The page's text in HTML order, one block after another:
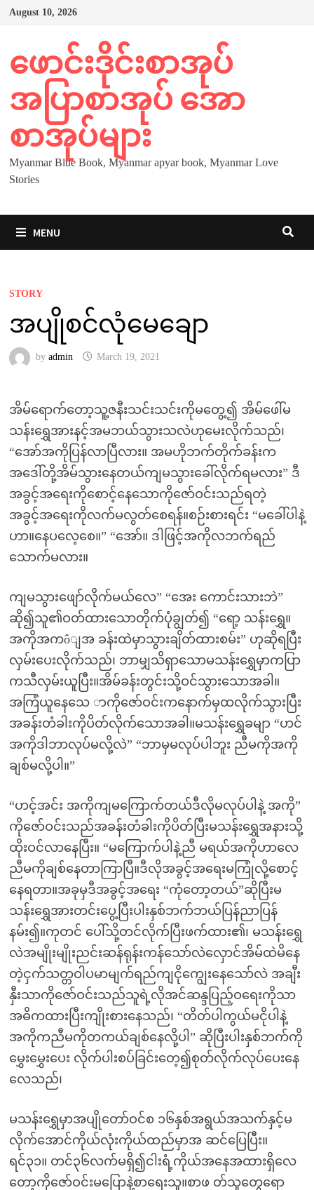
Skip
August 10, 2026
ဖောင်းဒိုင်းစာအုပ်
အပြာစာအုပ် အော
စာအုပ်များ
Myanmar Blue Book, Myanmar apyar book, Myanmar Love
Stories
MENU
STORY
အပျိုစင်လုံမေချော
by admin March 19, 2021
အိမ်ရောက်တော့သူ့ဇနီးသင်းသင်းကိုမတွေ့၍ အိမ်ဖေါ်မ
သန်းရွှေအားနင့်အမဘယ်သွားသလဲဟုမေးလိုက်သည်၊
“အော်အကိုပြန်လာပြီလား။ အမဟိုဘက်တိုက်ခန်းက
အဒေါ်တို့အိမ်သွားနေတယ်ကျမသွားခေါ်လိုက်ရမလား” ဒီ
အခွင့်အရေးကိုစောင့်နေသောကိုဇော်ဝင်းသည်ရတဲ့
အခွင့်အရေးကိုလက်မလွတ်စေရန်။စဉ်းစားရင်း “မခေါ်ပါနဲ့
ဟာ။နေပလေ့စေ။” “အော်။ ဒါဖြင့်အကိုလဘက်ရည်
သောက်မလား။
ကျမသွားဖျော်လိုက်မယ်လေ” “အေး ကောင်းသားဘဲ”
ဆို၍သူ၏ဝတ်ထားသောတိုက်ပုံချွတ်၍ “ရော့ သန်းရွှေ။
အကိုအကôျအ ခန်းထဲမှာသွားချိတ်ထားစမ်း” ဟုဆိုရပြီး
လှမ်းပေးလိုက်သည်၊ ဘာမျှသိရှာသောမသန်းရွှေမှာကပြာ
ကသီလှမ်းယူပြီး။အိမ်ခန်းတွင်းသို့ဝင်သွားသောအခါ။
အကြံယူနေသေ ာကိုဇော်ဝင်းကနောက်မှထလိုက်သွားပြီး
အခန်းတံခါးကိုပိတ်လိုက်သောအခါ။မသန်းရွှေခမျာ “ဟင်
အကိုဒါဘာလုပ်မလို့လဲ” “ဘာမှမလုပ်ပါဘူး ညီမကိုအကို
ချစ်မလို့ပါ။”
“ဟင့်အင်း အကိုကျမကြောက်တယ်ဒီလိုမလုပ်ပါနဲ့ အကို”
ကိုဇော်ဝင်းသည်အခန်းတံခါးကိုပိတ်ပြီးမသန်းရွှေအနားသို့
ထိုးဝင်လာနေပြီး။ “မကြောက်ပါနဲ့ညီ မရယ်အကိုဟာလေ
ညီမကိုချစ်နေတာကြာပြီ။ဒီလိုအခွင့်အရေးမကြုံလို့စောင့်
နေရတာ။အခုမှဒီအခွင့်အရေး “ကုံတော့တယ်”ဆိုပြီးမ
သန်းရွှေအားတင်းပွေ့ပြီးပါးနှစ်ဘက်ဘယ်ပြန်ညာပြန်
နမ်း၍။ကုတင် ပေါ်သို့တင်လိုက်ပြီးဖက်ထား၏၊ မသန်းရွှေ
လဲအမျိုးမျိုးညင်းဆန်ရုန်းကန်သော်လဲလှောင်အိမ်ထဲမိနေ
တဲ့ငှက်သတ္တဝါပမာမျက်ရည်ကျငိုကျွေးနေသော်လဲ အချီး
နှီးသာကိုဇော်ဝင်းသည်သူရဲ့လိုအင်ဆန္ဒပြည့်ဝရေးကိုသာ
အဓိကထားပြီးကျိုးစားနေသည်၊ “တိတ်ပါကွယ်မငိုပါနဲ့
အကိုကညီမကိုတကယ်ချစ်နေလို့ပါ” ဆိုပြီးပါးနှစ်ဘက်ကို
မွှေးမွှေးပေး လိုက်ပါးစပ်ခြင်းတေ့၍စုတ်လိုက်လုပ်ပေးနေ
လေသည်၊
မသန်းရွှေမှာအပျိုတော်ဝင်စ ၁၆နှစ်အရွယ်အသက်နှင့်မ
လိုက်အောင်ကိုယ်လုံးကိုယ်ထည်မှာအ ဆင်ပြေပြီး။
ရင်၃၁။ တင်၃၆လက်မရှိ၍ငါးရံ့ကိုယ်အနေအထားရှိလေ
တော့ကိုဇော်ဝင်းမပြောနဲ့စာရေးသူ။စာဖ တ်သူတွေရော